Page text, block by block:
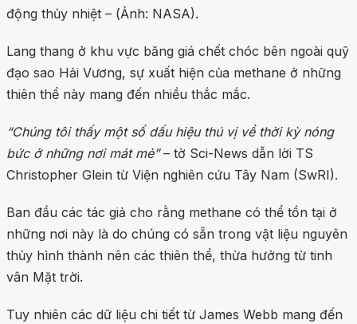
động thủy nhiệt – (Ảnh: NASA).
Lang thang ở khu vực băng giá chết chóc bên ngoài quỹ
đạo sao Hải Vương, sự xuất hiện của methane ở những
thiên thể này mang đến nhiều thắc mắc.
“Chúng tôi thấy một số dấu hiệu thú vị về thời kỳ nóng
bức ở những nơi mát mẻ”– tờ Sci-News dẫn lời TS
Christopher Glein từ Viện nghiên cứu Tây Nam (SwRI).
Ban đầu các tác giả cho rằng methane có thể tồn tại ở
những nơi này là do chúng có sẵn trong vật liệu nguyên
thủy hình thành nên các thiên thể, thừa hưởng từ tinh
vân Mặt trời.
Tuy nhiên các dữ liệu chi tiết từ James Webb mang đến